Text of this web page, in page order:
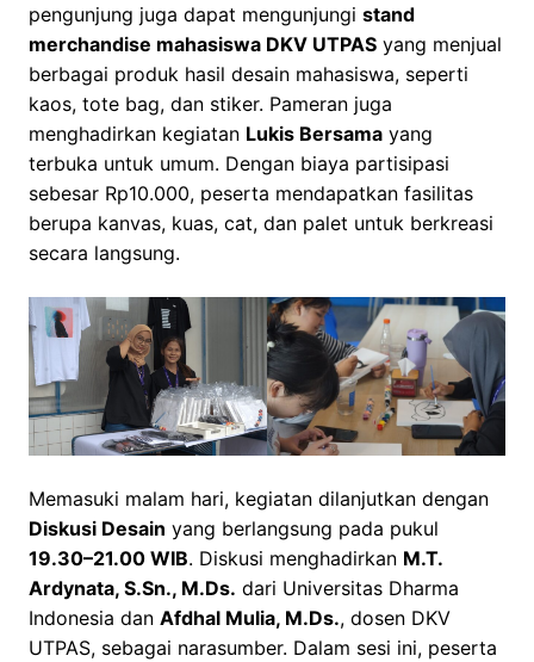
pengunjung juga dapat mengunjungi stand
merchandise mahasiswa DKV UTPAS yang menjual
berbagai produk hasil desain mahasiswa, seperti
kaos, tote bag, dan stiker. Pameran juga
menghadirkan kegiatan Lukis Bersama yang
terbuka untuk umum. Dengan biaya partisipasi
sebesar Rp10.000, peserta mendapatkan fasilitas
berupa kanvas, kuas, cat, dan palet untuk berkreasi
secara langsung.
Memasuki malam hari, kegiatan dilanjutkan dengan
Diskusi Desain yang berlangsung pada pukul
19.30–21.00 WIB. Diskusi menghadirkan M.T.
Ardynata, S.Sn., M.Ds. dari Universitas Dharma
Indonesia dan Afdhal Mulia, M.Ds., dosen DKV
UTPAS, sebagai narasumber. Dalam sesi ini, peserta